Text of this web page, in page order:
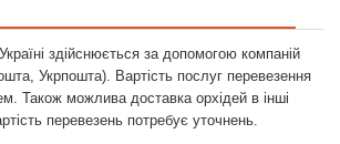
здійснюється за допомогою компаній
Укрпошта). Вартість послуг перевезення
Також можлива доставка орхідей в інші
перевезень потребує уточнень.